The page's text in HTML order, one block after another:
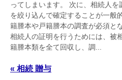
ってしまいます。 次に、相続人
を絞り込んで確定することが一般
籍謄本や戸籍謄本の調査が必須と
相続人の証明を行うためには、被
籍謄本類を全て回収し、調...
« 相続 贈与